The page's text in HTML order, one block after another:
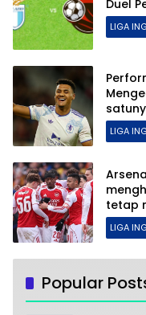
Duel
LIGA
LIGA
tetap
LIGA
Popular